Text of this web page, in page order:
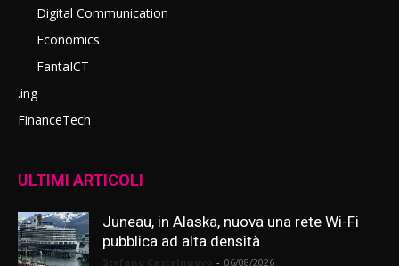
Digital Communication
Economics
FantaICT
.ing
FinanceTech
ULTIMI ARTICOLI
Juneau, in Alaska, nuova una rete Wi-Fi
pubblica ad alta densità
- 06/08/2026